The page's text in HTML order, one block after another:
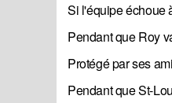
Si l'équipe échoue
Pendant que Roy
Protégé par ses
Pendant que St-